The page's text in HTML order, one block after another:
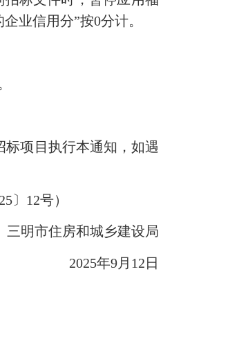
业信用分”按0分计。
项目执行本通知，如遇
12号）
市住房和城乡建设局
2025年9月12日